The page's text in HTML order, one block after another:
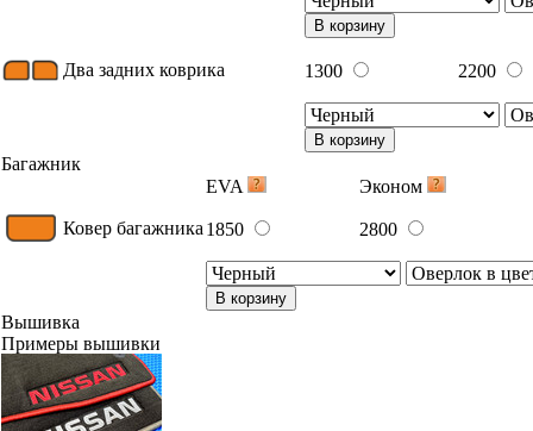
В корзину
Два задних коврика 1300 2200
В корзину
Багажник
EVA
Эконом
Ковер багажника 1850 2800
В корзину
Вышивка
Примеры вышивки